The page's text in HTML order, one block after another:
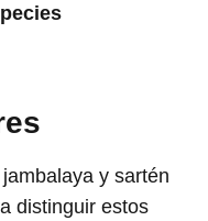
y sartén
distinguir estos